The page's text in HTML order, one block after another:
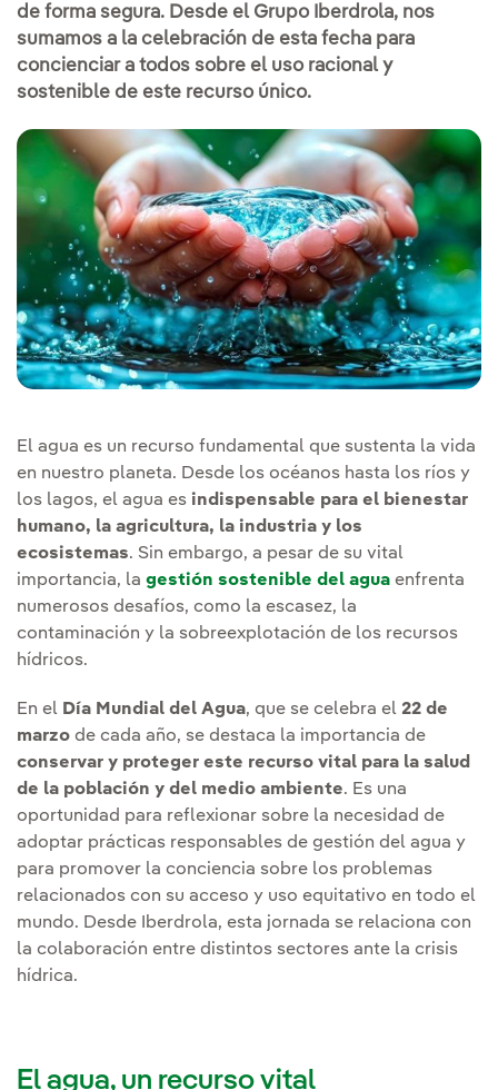
de forma segura. Desde el Grupo Iberdrola, nos
sumamos a la celebración de esta fecha para
concienciar a todos sobre el uso racional y
sostenible de este recurso único.
El agua es un recurso fundamental que sustenta la vida
en nuestro planeta. Desde los océanos hasta los ríos y
los lagos, el agua es indispensable para el bienestar
humano, la agricultura, la industria y los
ecosistemas. Sin embargo, a pesar de su vital
importancia, la gestión sostenible del agua enfrenta
numerosos desafíos, como la escasez, la
contaminación y la sobreexplotación de los recursos
hídricos.
En el Día Mundial del Agua, que se celebra el 22 de
marzo de cada año, se destaca la importancia de
conservar y proteger este recurso vital para la salud
de la población y del medio ambiente. Es una
oportunidad para reflexionar sobre la necesidad de
adoptar prácticas responsables de gestión del agua y
para promover la conciencia sobre los problemas
relacionados con su acceso y uso equitativo en todo el
mundo. Desde Iberdrola, esta jornada se relaciona con
la colaboración entre distintos sectores ante la crisis
hídrica.
El agua, un recurso vital